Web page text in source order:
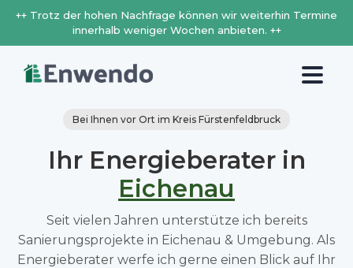
++ Trotz der hohen Nachfrage können wir weiterhin Termine
innerhalb weniger Wochen anbieten. ++
Bei Ihnen vor Ort im Kreis Fürstenfeldbruck
Ihr Energieberater in
Eichenau
Seit vielen Jahren unterstütze ich bereits
Sanierungsprojekte in Eichenau & Umgebung. Als
Energieberater werfe ich gerne einen Blick auf Ihr